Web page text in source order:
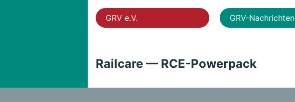
GRV e.V. GRV-Nachrichten
Railcare — RCE-Powerpack